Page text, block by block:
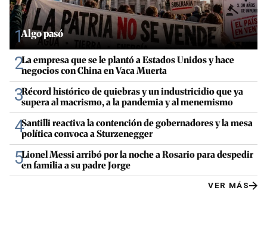
1Algo pasó
2La empresa que se le plantó a Estados Unidos y hace
negocios con China en Vaca Muerta
3Récord histórico de quiebras y un industricidio que ya
supera al macrismo, a la pandemia y al menemismo
4Santilli reactiva la contención de gobernadores y la mesa
política convoca a Sturzenegger
5Lionel Messi arribó por la noche a Rosario para despedir
en familia a su padre Jorge
VER MÁS